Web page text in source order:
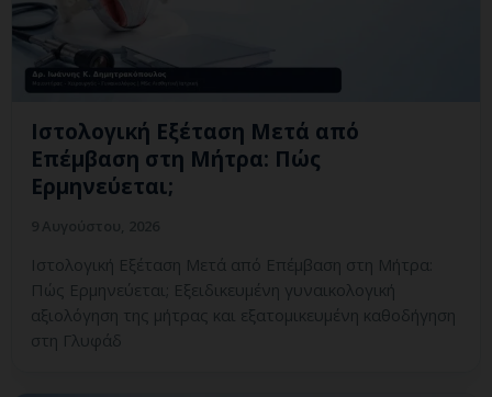
Ιστολογική Εξέταση Μετά από
Επέμβαση στη Μήτρα: Πώς
Ερμηνεύεται;
Ιστολογική Εξέταση Μετά από Επέμβαση στη Μήτρα:
Πώς Ερμηνεύεται; Εξειδικευμένη γυναικολογική
αξιολόγηση της μήτρας και εξατομικευμένη καθοδήγηση
στη Γλυφάδ